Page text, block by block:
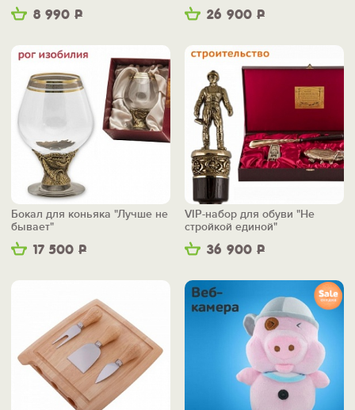
8 990 Р
26 900 Р
17 500 Р
Бокал для коньяка "Лучше не
бывает"
36 900 Р
VIP-набор для обуви "Не
стройкой единой"